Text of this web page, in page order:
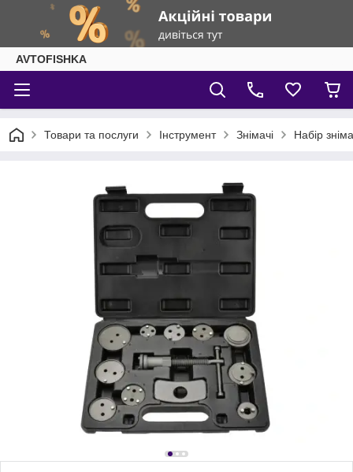
AVTOFISHKA
Товари та послуги Інструмент Знімачі Набір